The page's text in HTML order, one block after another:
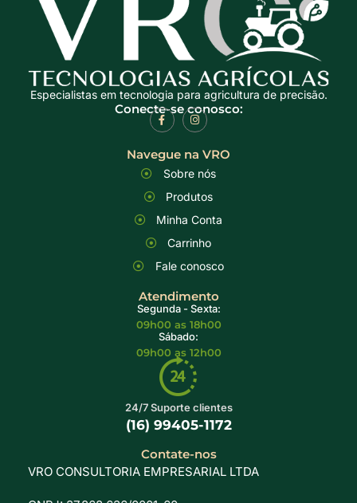
Especialistas em tecnologia para agricultura de precisão.
Conecte-se conosco:
Navegue na VRO
Sobre nós
Produtos
Minha Conta
Carrinho
Fale conosco
Atendimento
Segunda - Sexta:
09h00 as 18h00
Sábado:
09h00 as 12h00
24/7 Suporte clientes
(16) 99405-1172
Contate-nos
VRO CONSULTORIA EMPRESARIAL LTDA